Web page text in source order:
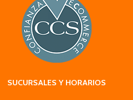
SUCURSALES Y HORARIOS